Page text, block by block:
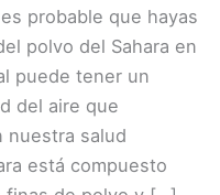
probable que hayas
polvo del Sahara en
puede tener un
del aire que
nuestra salud
está compuesto